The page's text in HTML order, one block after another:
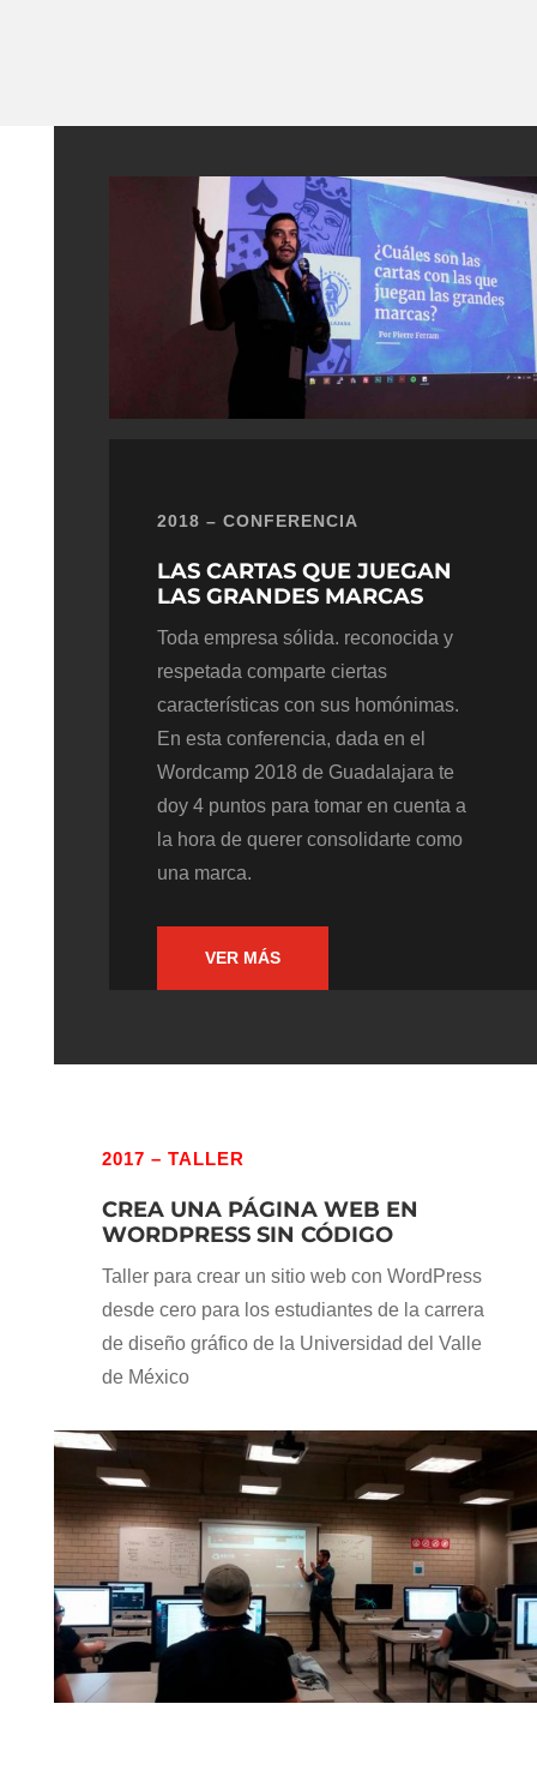
2018 – CONFERENCIA
LAS CARTAS QUE JUEGAN
LAS GRANDES MARCAS
Toda empresa sólida. reconocida y
respetada comparte ciertas
características con sus homónimas.
En esta conferencia, dada en el
Wordcamp 2018 de Guadalajara te
doy 4 puntos para tomar en cuenta a
la hora de querer consolidarte como
una marca.
VER MÁS
2017 – TALLER
CREA UNA PÁGINA WEB EN
WORDPRESS SIN CÓDIGO
Taller para crear un sitio web con WordPress
desde cero para los estudiantes de la carrera
de diseño gráfico de la Universidad del Valle
de México